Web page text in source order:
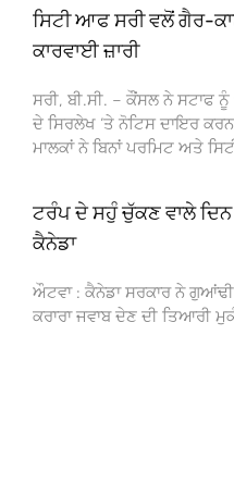
ਸਿਟੀ ਆਫ ਸਰੀ ਵਲੋਂ ਗੈਰ-
ਕਾਰਵਾਈ ਜ਼ਾਰੀ
ਸਰੀ, ਬੀ.ਸੀ. – ਕੌਂਸਲ ਨੇ ਸਟਾਫ
ਦੇ ਸਿਰਲੇਖ ‘ਤੇ ਨੋਟਿਸ ਦਾਇਰ
ਮਾਲਕਾਂ ਨੇ ਬਿਨਾਂ ਪਰਮਿਟ ਅਤੇ
ਟਰੰਪ ਦੇ ਸਹੁੰ ਚੁੱਕਣ ਵਾਲੇ ਦਿਨ
ਕੈਨੇਡਾ
ਔਟਵਾ : ਕੈਨੇਡਾ ਸਰਕਾਰ ਨੇ
ਕਰਾਰਾ ਜਵਾਬ ਦੇਣ ਦੀ